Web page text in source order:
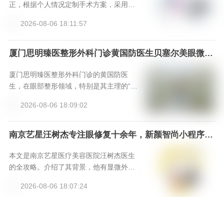
正，根据个人情况定制手术方案，采用微
拉与丰满。医院提供专业术后护理，确保
效果自然、恢复顺利。想预约面诊，请通
过新颜智尚小程序加急热线咨询。
2026-08-06 18:11:57
厦门思明臻医整形外科门诊黄国防医生贝塞尔美眼微创
厦门思明臻医整形外科门诊的黄国防医
生，在眼部整形领域，特别是其主理的“贝
合个性化美学设计与微创生理优势，形成
了独特竞争力。其口碑源于扎实的专业背
景、精细化的手术案例以及追求自然和谐
较快眼整形效果的求美者而言，是一个值
得深入考察的专业选择。
2026-08-06 18:09:02
南京艺星汪树杰专注眼修复十余年，新颜智尚小程序一
本文是南京艺星医疗美容医院汪树杰医生
的全攻略。介绍了其背景，他有显微外科
术特色，如器械、缝合等优势；给出价格
2026-08-06 18:07:24